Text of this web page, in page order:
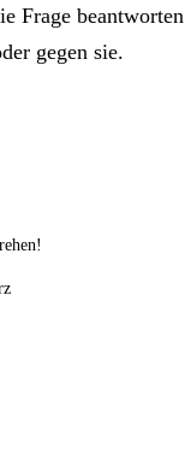
Frage beantworten
gegen sie.